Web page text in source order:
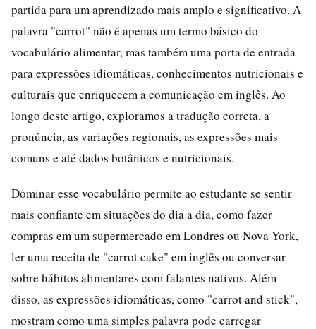
partida para um aprendizado mais amplo e significativo. A
palavra "carrot" não é apenas um termo básico do
vocabulário alimentar, mas também uma porta de entrada
para expressões idiomáticas, conhecimentos nutricionais e
culturais que enriquecem a comunicação em inglês. Ao
longo deste artigo, exploramos a tradução correta, a
pronúncia, as variações regionais, as expressões mais
comuns e até dados botânicos e nutricionais.
Dominar esse vocabulário permite ao estudante se sentir
mais confiante em situações do dia a dia, como fazer
compras em um supermercado em Londres ou Nova York,
ler uma receita de "carrot cake" em inglês ou conversar
sobre hábitos alimentares com falantes nativos. Além
disso, as expressões idiomáticas, como "carrot and stick",
mostram como uma simples palavra pode carregar